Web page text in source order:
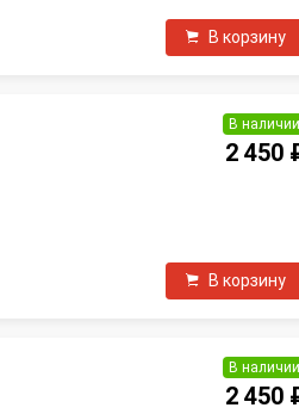
В корзину
В наличии
2 450
В корзину
В наличии
2 450